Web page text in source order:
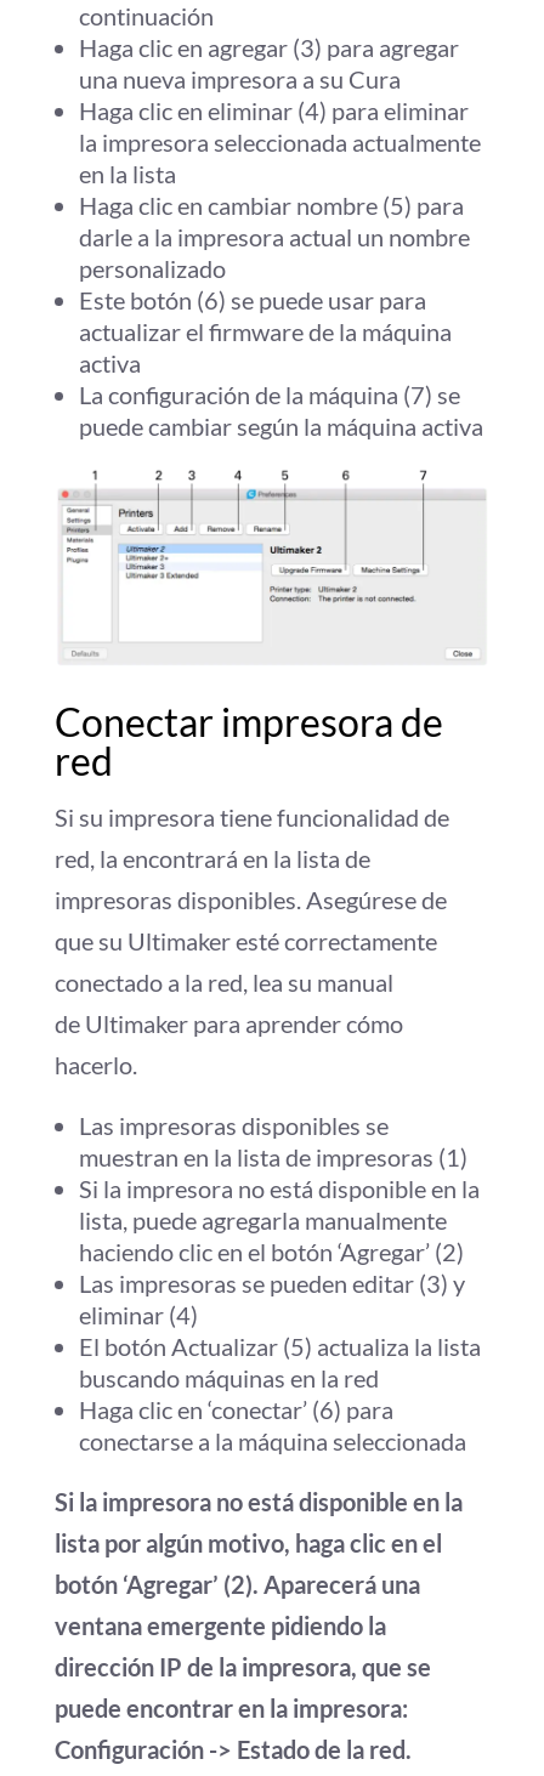
continuación
Haga clic en agregar (3) para agregar
una nueva impresora a su Cura
Haga clic en eliminar (4) para eliminar
la impresora seleccionada actualmente
en la lista
Haga clic en cambiar nombre (5) para
darle a la impresora actual un nombre
personalizado
Este botón (6) se puede usar para
actualizar el firmware de la máquina
activa
La configuración de la máquina (7) se
puede cambiar según la máquina activa
Conectar impresora de
red
Si su impresora tiene funcionalidad de
red, la encontrará en la lista de
impresoras disponibles. Asegúrese de
que su Ultimaker esté correctamente
conectado a la red, lea su manual
de Ultimaker para aprender cómo
hacerlo.
Las impresoras disponibles se
muestran en la lista de impresoras (1)
Si la impresora no está disponible en la
lista, puede agregarla manualmente
haciendo clic en el botón ‘Agregar’ (2)
Las impresoras se pueden editar (3) y
eliminar (4)
El botón Actualizar (5) actualiza la lista
buscando máquinas en la red
Haga clic en ‘conectar’ (6) para
conectarse a la máquina seleccionada
Si la impresora no está disponible en la
lista por algún motivo, haga clic en el
botón ‘Agregar’ (2). Aparecerá una
ventana emergente pidiendo la
dirección IP de la impresora, que se
puede encontrar en la impresora:
Configuración -> Estado de la red.